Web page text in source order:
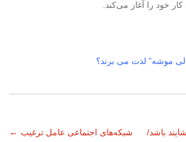
موشه” لذت می برند؟
← شبکه‌های اجتماعی عامل ترغیب
باشد/